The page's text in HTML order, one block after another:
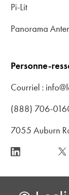
Pi-Lit
Panorama
Personne-
Courriel :
(888) 706-
7055 Auburn